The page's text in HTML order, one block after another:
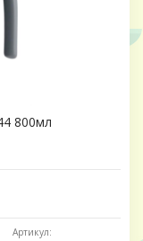
800мл
Артикул: